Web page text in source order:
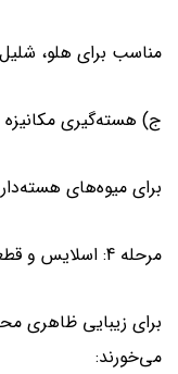
مناسب برای هلو،
ج) هسته‌گیری مکانیزه
برای میوه‌های هسته‌دار
مرحله 4: اسلایس و قطعه‌بندی
برای زیبایی ظاهری
می‌خورند: